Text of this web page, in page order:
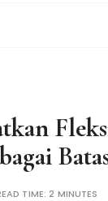
TIME:2 MINUTES